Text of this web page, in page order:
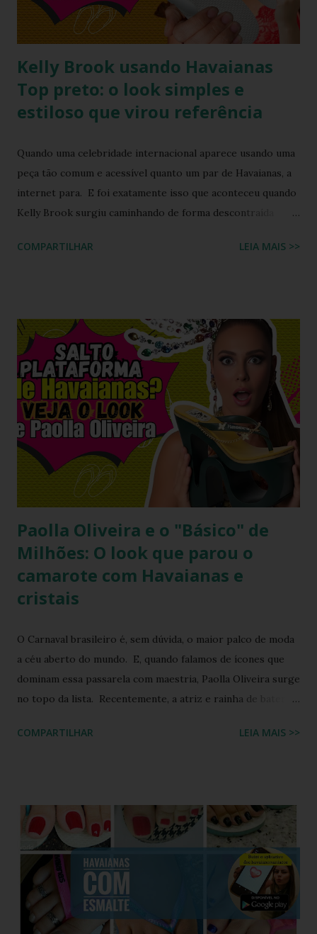
união perfeita entre a tradição nordestina e a modernidade
urbana que o seu guarda-ro...
Kelly Brook usando Havaianas
Top preto: o look simples e
estiloso que virou referência
Quando uma celebridade internacional aparece usando uma
peça tão comum e acessível quanto um par de Havaianas, a
internet para. E foi exatamente isso que aconteceu quando
Kelly Brook surgiu caminhando de forma descontraída
que se tornou rapidamente uma inspiração para fãs de
“estilo real da vida real”: confortável, descomplicado e
totalmente copiável. É aquele tipo de visual que mostra
que moda não precisa ser cara, extravagante ou complexa e
que até as celebridades mais glamourosas valorizam peças
acessíveis que todo mundo pode ter. Hoje você vai ver por
que esse look viralizou, como a atriz combinou o modelo
Top preto, por que celebridades adoram esse clássico
brasileiro e como você pode reproduzir o visual da Kelly
Brook com facilidade. Vamos mergu...
COMPARTILHAR LEIA MAIS >>
Paolla Oliveira e o "Básico" de
Milhões: O look que parou o
camarote com Havaianas e
cristais
O Carnaval brasileiro é, sem dúvida, o maior palco de moda
a céu aberto do mundo. E, quando falamos de ícones que
dominam essa passarela com maestria, Paolla Oliveira surge
no topo da lista. Recentemente, a atriz e rainha de bateria
preparação para o Camarote Havaianas , na Sapucaí. Com o
matéria, mergulhamos nos detalhes técnicos e estéticos do
look, com foco especial no calçado que desafiou as leis da
gravidade e da moda: o salto plataforma construído com
Havaianas . A ironia da "Basiquinha": O figurino de joias
Antes de chegarmos aos pés, precisamos falar sobre a
armadura de brilho que Paolla ostentou. O conjunto,
COMPARTILHAR LEIA MAIS >>